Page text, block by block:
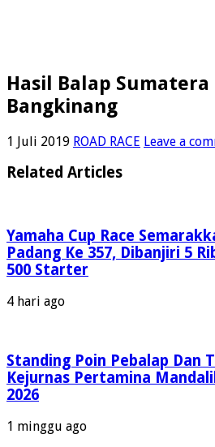
Hasil Balap Sumatera
Bangkinang
1 Juli 2019 ROAD RACE Leave a
Related Articles
Yamaha Cup Race
Padang Ke 357, Dibanjiri 5
500 Starter
4 hari ago
Standing Poin Pebalap Dan
Kejurnas Pertamina
2026
1 minggu ago